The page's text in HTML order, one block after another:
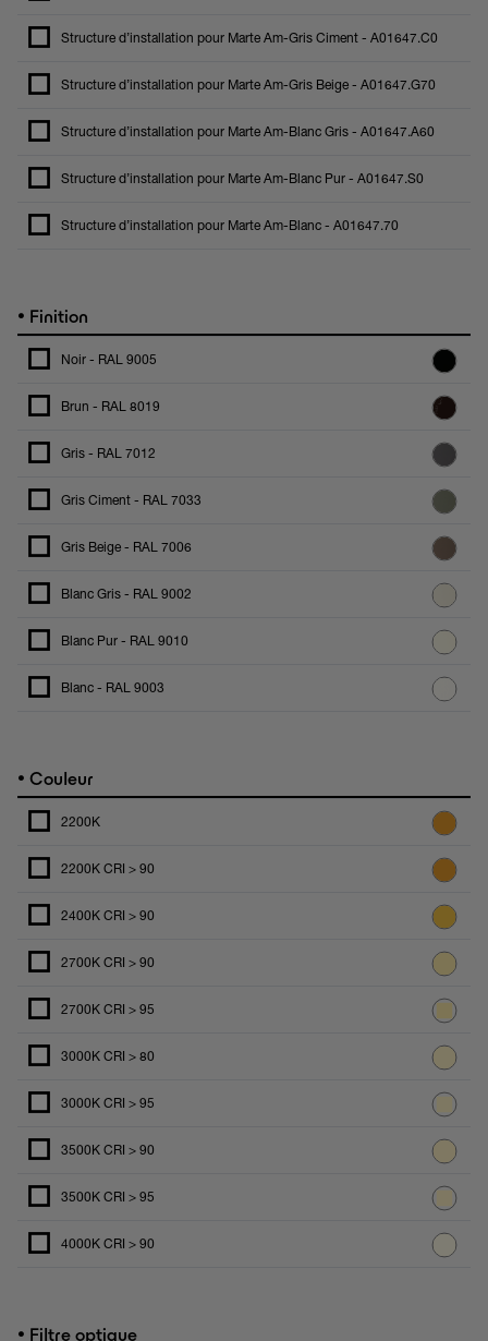
Structure d’installation pour Marte Am-Gris Ciment - A01647.C0
Structure d’installation pour Marte Am-Gris Beige - A01647.G70
Structure d’installation pour Marte Am-Blanc Gris - A01647.A60
Structure d’installation pour Marte Am-Blanc Pur - A01647.S0
Structure d’installation pour Marte Am-Blanc - A01647.70
• Finition
Noir - RAL 9005
Brun - RAL 8019
Gris - RAL 7012
Gris Ciment - RAL 7033
Gris Beige - RAL 7006
Blanc Gris - RAL 9002
Blanc Pur - RAL 9010
Blanc - RAL 9003
• Couleur
2200K
2200K CRI > 90
2400K CRI > 90
2700K CRI > 90
2700K CRI > 95
3000K CRI > 80
3000K CRI > 95
3500K CRI > 90
3500K CRI > 95
4000K CRI > 90
• Filtre optique